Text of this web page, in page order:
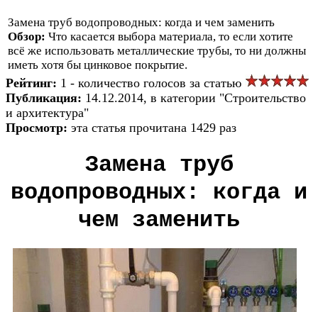
Замена труб водопроводных: когда и чем заменить
Обзор: Что касается выбора материала, то если хотите
всё же использовать металлические трубы, то ни должны
иметь хотя бы цинковое покрытие.
Рейтинг: 1 - количество голосов за статью
Публикация: 14.12.2014, в категории "Строительство
и архитектура"
Просмотр: эта статья прочитана 1429 раз
Замена труб
водопроводных: когда и
чем заменить